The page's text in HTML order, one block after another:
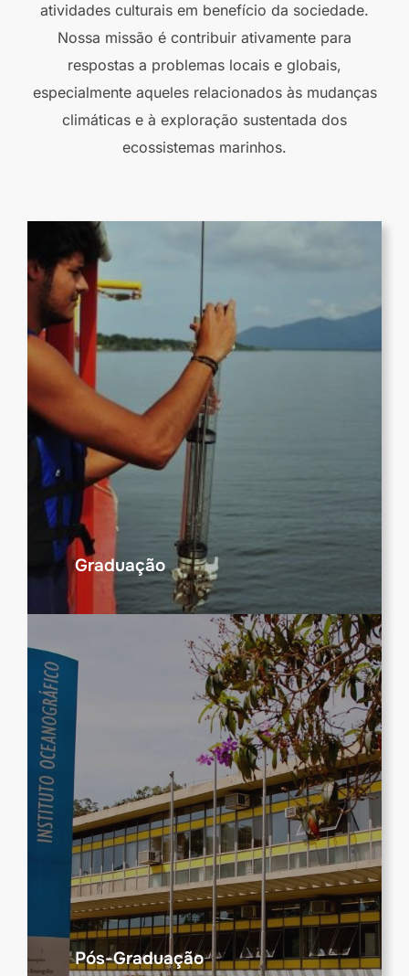
atividades culturais em benefício da sociedade.
Nossa missão é contribuir ativamente para
respostas a problemas locais e globais,
especialmente aqueles relacionados às mudanças
climáticas e à exploração sustentada dos
ecossistemas marinhos.
Graduação
Pós-Graduação